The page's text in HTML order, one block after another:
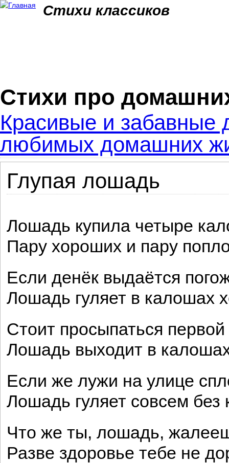
Стихи классиков
Стихи про
Красивые и забавные
любимых домашних
Глупая лошадь
Лошадь купила четыре
Пару хороших и пару
Если денёк выдаётся
Лошадь гуляет в калошах
Стоит просыпаться
Лошадь выходит в
Если же лужи на улице
Лошадь гуляет совсем без
Что же ты, лошадь,
Разве здоровье тебе не